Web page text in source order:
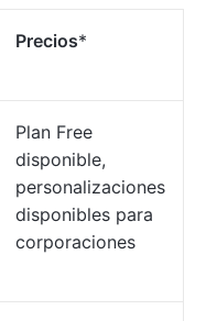
Precios*
Plan Free
disponible,
personalizaciones
disponibles para
corporaciones